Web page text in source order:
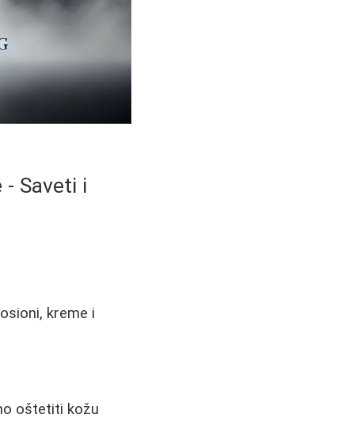
Saveti i
kreme i
oštetiti kožu